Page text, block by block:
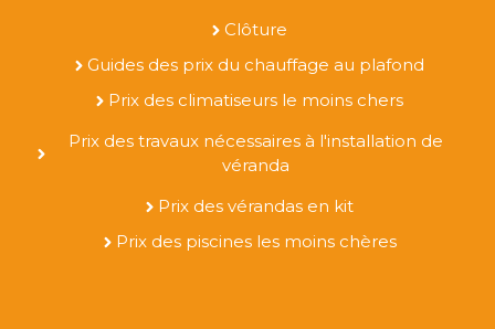
Clôture
Guides des prix du chauffage au plafond
Prix des climatiseurs le moins chers
Prix des travaux nécessaires à l'installation de
véranda
Prix des vérandas en kit
Prix des piscines les moins chères